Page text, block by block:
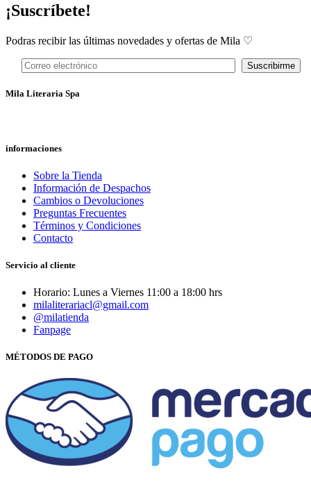
¡Suscríbete!
Podras recibir las últimas novedades y ofertas de Mila ♡
Mila Literaria Spa
informaciones
Sobre la Tienda
Información de Despachos
Cambios o Devoluciones
Preguntas Frecuentes
Términos y Condiciones
Contacto
Servicio al cliente
Horario: Lunes a Viernes 11:00 a 18:00 hrs
milaliterariacl@gmail.com
@milatienda
Fanpage
MÉTODOS DE PAGO